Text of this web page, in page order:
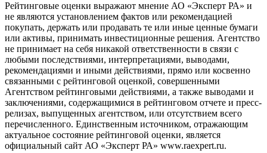
Рейтинговые оценки выражают мнение АО «Эксперт РА» и
не являются установлением фактов или рекомендацией
покупать, держать или продавать те или иные ценные бумаги
или активы, принимать инвестиционные решения. Агентство
не принимает на себя никакой ответственности в связи с
любыми последствиями, интерпретациями, выводами,
рекомендациями и иными действиями, прямо или косвенно
связанными с рейтинговой оценкой, совершенными
Агентством рейтинговыми действиями, а также выводами и
заключениями, содержащимися в рейтинговом отчете и пресс-
релизах, выпущенных агентством, или отсутствием всего
перечисленного. Единственным источником, отражающим
актуальное состояние рейтинговой оценки, является
официальный сайт АО «Эксперт РА» www.raexpert.ru.